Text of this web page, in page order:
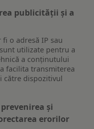
publicității și a
o adresă IP sau
utilizate pentru a
a conținutului
facilita transmiterea
către dispozitivul
și
erorilor